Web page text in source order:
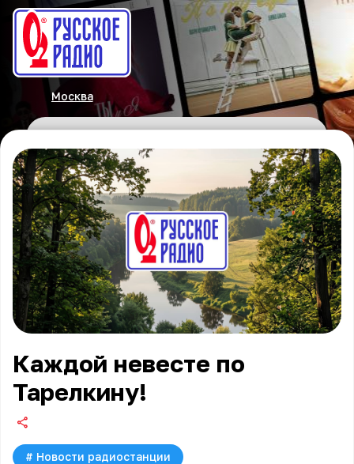
Москва
Каждой невесте по
Тарелкину!
# Новости радиостанции